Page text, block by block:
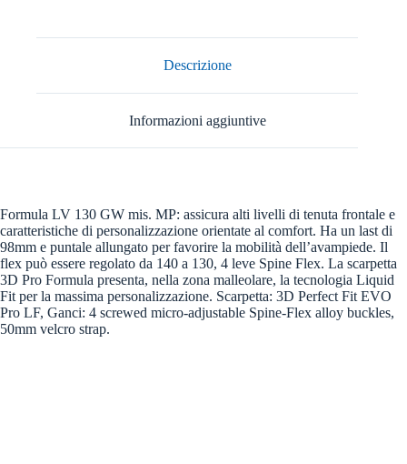
Descrizione
Informazioni aggiuntive
Formula LV 130 GW mis. MP: assicura alti livelli di tenuta frontale e
caratteristiche di personalizzazione orientate al comfort. Ha un last di
98mm e puntale allungato per favorire la mobilità dell’avampiede. Il
flex può essere regolato da 140 a 130, 4 leve Spine Flex. La scarpetta
3D Pro Formula presenta, nella zona malleolare, la tecnologia Liquid
Fit per la massima personalizzazione. Scarpetta: 3D Perfect Fit EVO
Pro LF, Ganci: 4 screwed micro-adjustable Spine-Flex alloy buckles,
50mm velcro strap.